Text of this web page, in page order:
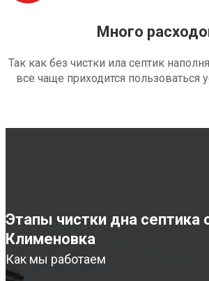
Много
Так как без чистки ила септик
все чаще приходится пользоваться
Этапы чистки дна септика
Клименовка
Как мы работаем